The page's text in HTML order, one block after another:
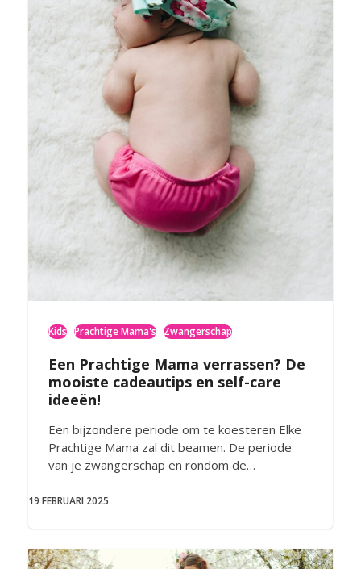
Kids Prachtige Mama's Zwangerschap
Een Prachtige Mama verrassen? De
mooiste cadeautips en self-care
ideeën!
Een bijzondere periode om te koesteren Elke
Prachtige Mama zal dit beamen. De periode
van je zwangerschap en rondom de…
19 FEBRUARI 2025